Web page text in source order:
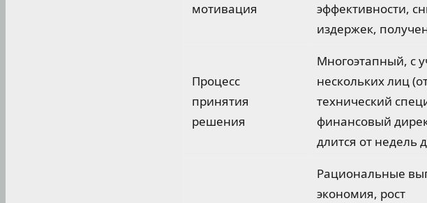
мотивация
эффективности,
издержек,
Процесс
принятия
решения
Многоэтапный, с
нескольких лиц
технический
финансовый
длится от недель
Рациональные
экономия, рост